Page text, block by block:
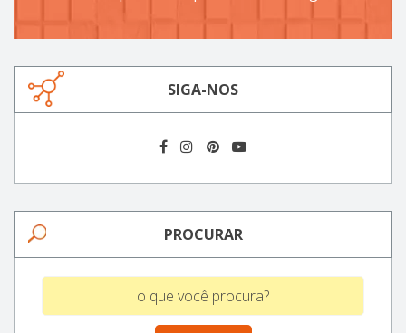
SIGA-NOS
PROCURAR